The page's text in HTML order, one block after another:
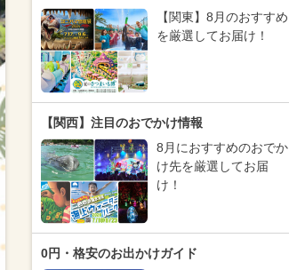
【関東】8月のおすすめ
を厳選してお届け！
【関西】注目のおでかけ情報
8月におすすめのおでか
け先を厳選してお届
け！
0円・格安のお出かけガイド